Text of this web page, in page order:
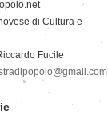
di Cultura e
Fucile